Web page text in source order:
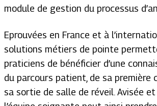
module de gestion du processus
Eprouvées en France et à
solutions métiers de pointe
praticiens de bénéficier d’une
du parcours patient, de sa première
sa sortie de salle de réveil. Avisée et